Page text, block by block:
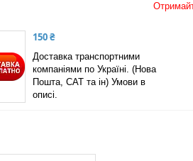
150 ₴
Доставка транспортними
компаніями по Україні. (Нова
Пошта, САТ та ін) Умови в
описі.